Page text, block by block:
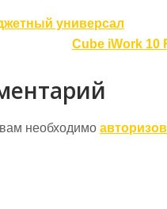
универсал
Cube iWork 10
необходимо